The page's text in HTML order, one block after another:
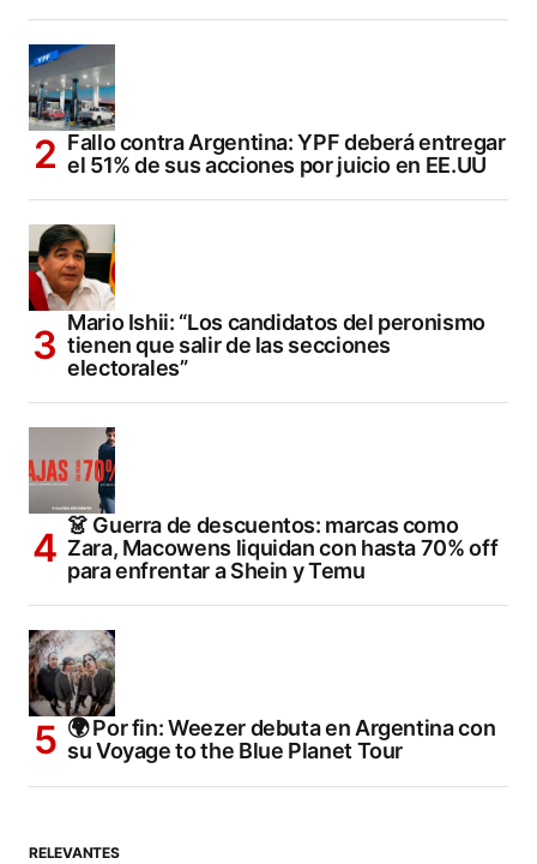
Fallo contra Argentina: YPF deberá entregar
el 51% de sus acciones por juicio en EE.UU
Mario Ishii: “Los candidatos del peronismo
tienen que salir de las secciones
electorales”
👗 Guerra de descuentos: marcas como
Zara, Macowens liquidan con hasta 70% off
para enfrentar a Shein y Temu
🌍 Por fin: Weezer debuta en Argentina con
su Voyage to the Blue Planet Tour
RELEVANTES